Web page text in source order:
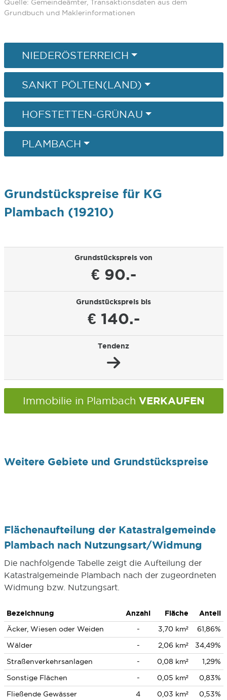
Quelle: Gemeindeämter, Transaktionsdaten aus dem
Grundbuch und Maklerinformationen
NIEDERÖSTERREICH
SANKT PÖLTEN(LAND)
HOFSTETTEN-GRÜNAU
PLAMBACH
Grundstückspreise für KG
Plambach (19210)
Grundstückspreis von
€ 90.-
Grundstückspreis bis
€ 140.-
Tendenz
Immobilie in Plambach VERKAUFEN
Weitere Gebiete und Grundstückspreise
Flächenaufteilung der Katastralgemeinde
Plambach nach Nutzungsart/Widmung
Die nachfolgende Tabelle zeigt die Aufteilung der
Katastralgemeinde Plambach nach der zugeordneten
Widmung bzw. Nutzungsart.
Bezeichnung Anzahl Fläche
Anteil
Äcker, Wiesen oder Weiden
- 3,70 km²
61,86%
Wälder
- 2,06 km²
34,49%
Straßenverkehrsanlagen
- 0,08 km²
1,29%
Sonstige Flächen
- 0,05 km²
0,83%
Fließende Gewässer
4 0,03 km² 0,53%